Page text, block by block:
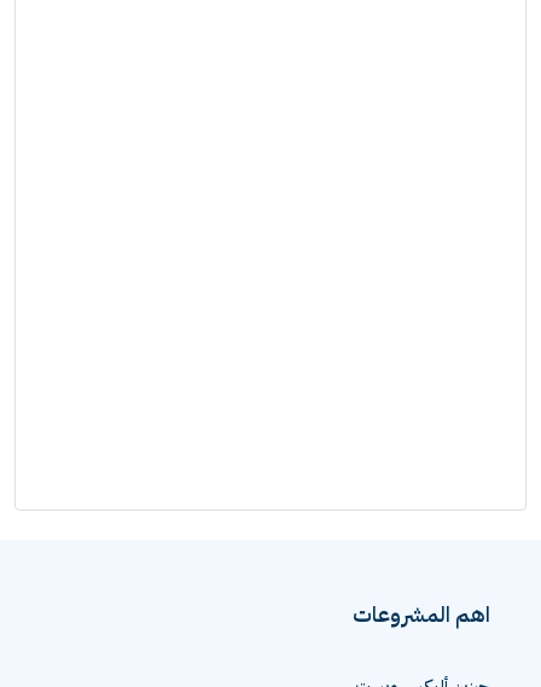
اهم المشروعات